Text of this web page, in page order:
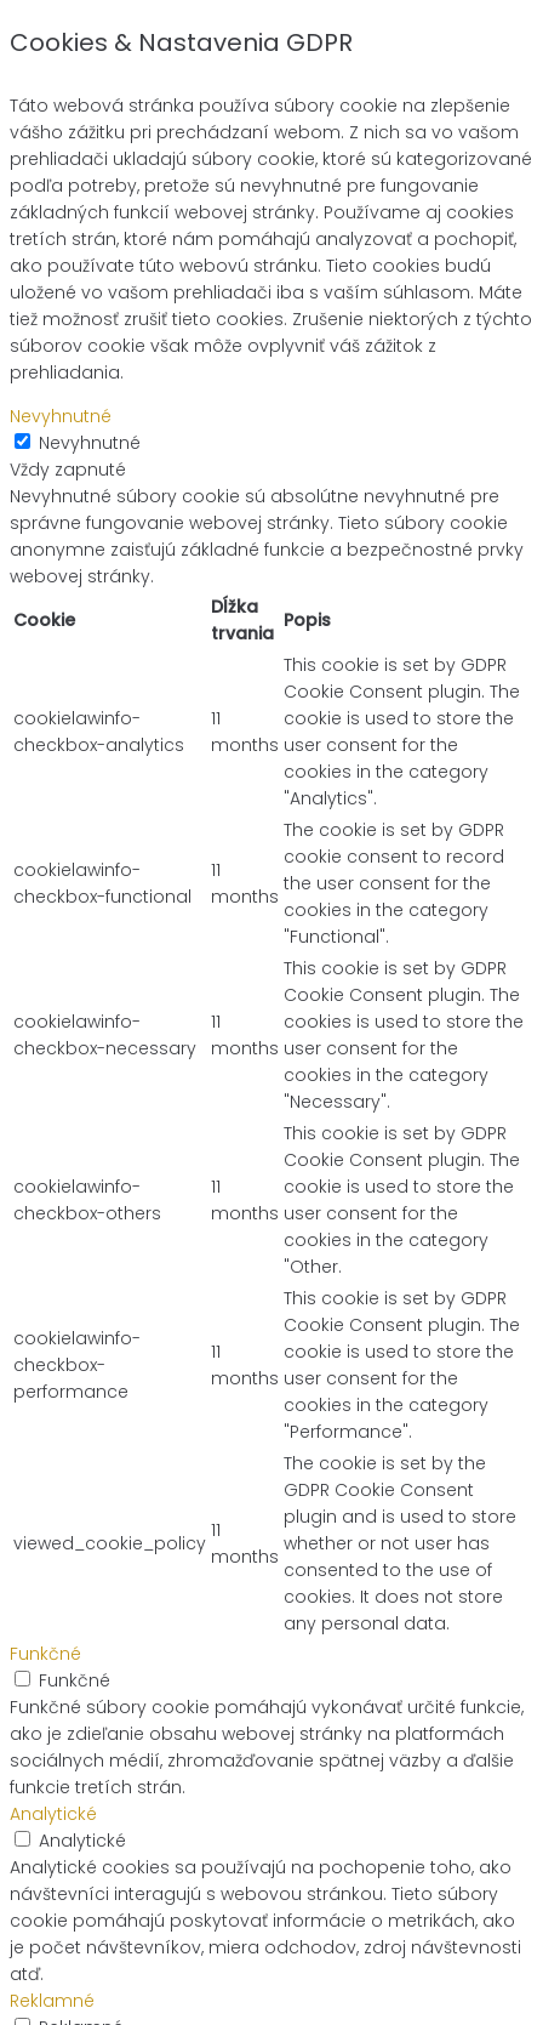
Cookies & Nastavenia GDPR
Táto webová stránka používa súbory cookie na zlepšenie
vášho zážitku pri prechádzaní webom. Z nich sa vo vašom
prehliadači ukladajú súbory cookie, ktoré sú kategorizované
podľa potreby, pretože sú nevyhnutné pre fungovanie
základných funkcií webovej stránky. Používame aj cookies
tretích strán, ktoré nám pomáhajú analyzovať a pochopiť,
ako používate túto webovú stránku. Tieto cookies budú
uložené vo vašom prehliadači iba s vaším súhlasom. Máte
tiež možnosť zrušiť tieto cookies. Zrušenie niektorých z týchto
súborov cookie však môže ovplyvniť váš zážitok z
prehliadania.
Nevyhnutné
Nevyhnutné
Vždy zapnuté
Nevyhnutné súbory cookie sú absolútne nevyhnutné pre
správne fungovanie webovej stránky. Tieto súbory cookie
anonymne zaisťujú základné funkcie a bezpečnostné prvky
webovej stránky.
Cookie
Dĺžka
trvania
Popis
cookielawinfo-
checkbox-analytics
11
months
This cookie is set by GDPR
Cookie Consent plugin. The
cookie is used to store the
user consent for the
cookies in the category
"Analytics".
cookielawinfo-
checkbox-functional
11
months
The cookie is set by GDPR
cookie consent to record
the user consent for the
cookies in the category
"Functional".
cookielawinfo-
checkbox-necessary
11
months
This cookie is set by GDPR
Cookie Consent plugin. The
cookies is used to store the
user consent for the
cookies in the category
"Necessary".
cookielawinfo-
checkbox-others
11
months
This cookie is set by GDPR
Cookie Consent plugin. The
cookie is used to store the
user consent for the
cookies in the category
"Other.
cookielawinfo-
checkbox-
performance
11
months
This cookie is set by GDPR
Cookie Consent plugin. The
cookie is used to store the
user consent for the
cookies in the category
"Performance".
viewed_cookie_policy
11
months
The cookie is set by the
GDPR Cookie Consent
plugin and is used to store
whether or not user has
consented to the use of
cookies. It does not store
any personal data.
Funkčné
Funkčné
Funkčné súbory cookie pomáhajú vykonávať určité funkcie,
ako je zdieľanie obsahu webovej stránky na platformách
sociálnych médií, zhromažďovanie spätnej väzby a ďalšie
funkcie tretích strán.
Analytické
Analytické
Analytické cookies sa používajú na pochopenie toho, ako
návštevníci interagujú s webovou stránkou. Tieto súbory
cookie pomáhajú poskytovať informácie o metrikách, ako
je počet návštevníkov, miera odchodov, zdroj návštevnosti
atď.
Reklamné